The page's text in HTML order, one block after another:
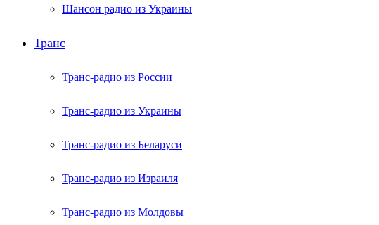
Шансон радио из Украины
Транс
Транс-радио из России
Транс-радио из Украины
Транс-радио из Беларуси
Транс-радио из Израиля
Транс-радио из Молдовы